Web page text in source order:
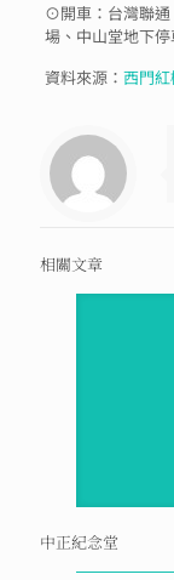
⊙開車：台灣聯通
場、中山堂地下
資料來源： 西門紅
相關文章
中正紀念堂